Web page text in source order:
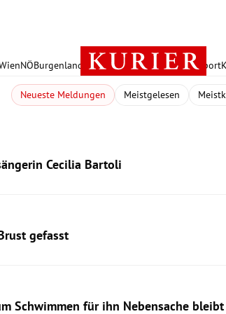
NÖBurgenland Österreich PolitikWirtschaft Sport
Neueste Meldungen Meistgelesen
Cecilia Bartoli
gefasst
Schwimmen für ihn Nebensache bleibt